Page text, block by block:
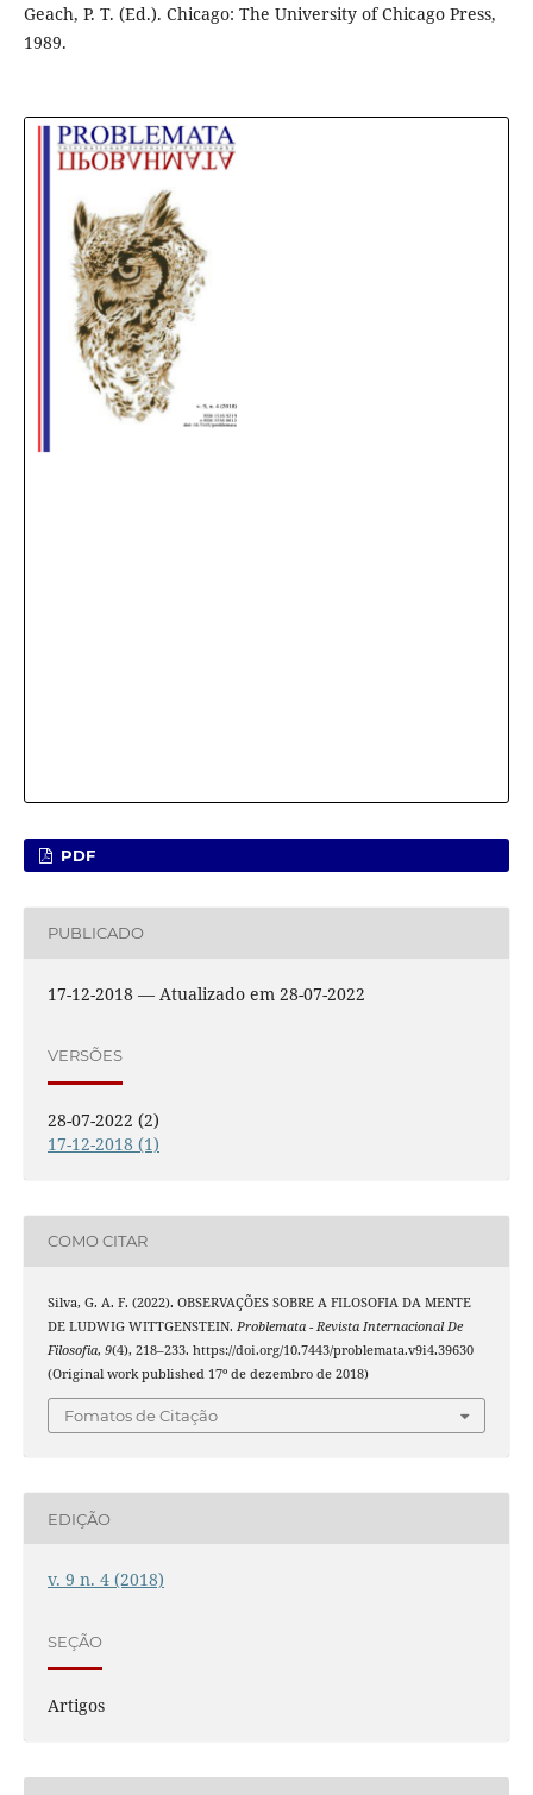
Geach, P. T. (Ed.). Chicago: The University of Chicago Press,
1989.
PDF
PUBLICADO
17-12-2018 — Atualizado em 28-07-2022
VERSÕES
28-07-2022 (2)
17-12-2018 (1)
COMO CITAR
Silva, G. A. F. (2022). OBSERVAÇÕES SOBRE A FILOSOFIA DA MENTE
DE LUDWIG WITTGENSTEIN. Problemata - Revista Internacional De
Filosofia, 9(4), 218–233. https://doi.org/10.7443/problemata.v9i4.39630
(Original work published 17º de dezembro de 2018)
Fomatos de Citação
EDIÇÃO
v. 9 n. 4 (2018)
SEÇÃO
Artigos